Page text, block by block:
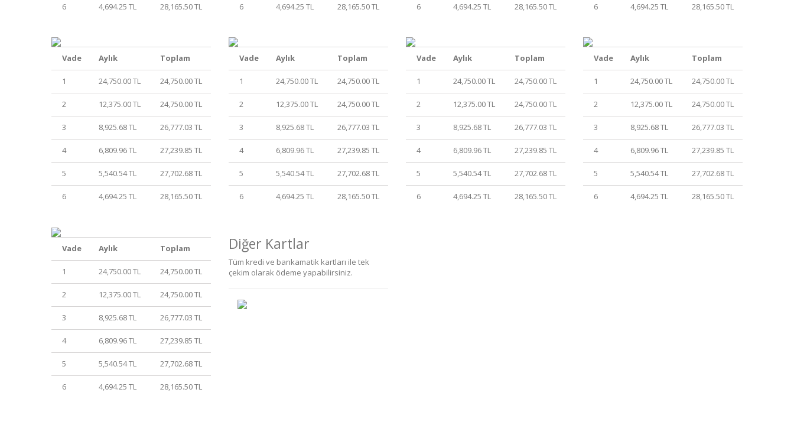
6 4,694.25 TL 28,165.50 TL 6 4,694.25 TL 28,165.50 TL 6 4,694.25 TL 28,165.50 TL 6 4,694.25 TL 28,165.50 TL
Vade Aylık Toplam
1 24,750.00 TL 24,750.00 TL
2 12,375.00 TL 24,750.00 TL
3 8,925.68 TL 26,777.03 TL
4 6,809.96 TL 27,239.85 TL
5 5,540.54 TL 27,702.68 TL
6 4,694.25 TL 28,165.50 TL
Vade Aylık Toplam
1 24,750.00 TL 24,750.00 TL
2 12,375.00 TL 24,750.00 TL
3 8,925.68 TL 26,777.03 TL
4 6,809.96 TL 27,239.85 TL
5 5,540.54 TL 27,702.68 TL
6 4,694.25 TL 28,165.50 TL
Vade Aylık Toplam
1 24,750.00 TL 24,750.00 TL
2 12,375.00 TL 24,750.00 TL
3 8,925.68 TL 26,777.03 TL
4 6,809.96 TL 27,239.85 TL
5 5,540.54 TL 27,702.68 TL
6 4,694.25 TL 28,165.50 TL
Vade Aylık Toplam
1 24,750.00 TL 24,750.00 TL
2 12,375.00 TL 24,750.00 TL
3 8,925.68 TL 26,777.03 TL
4 6,809.96 TL 27,239.85 TL
5 5,540.54 TL 27,702.68 TL
6 4,694.25 TL 28,165.50 TL
Vade Aylık Toplam
1 24,750.00 TL 24,750.00 TL
2 12,375.00 TL 24,750.00 TL
3 8,925.68 TL 26,777.03 TL
4 6,809.96 TL 27,239.85 TL
5 5,540.54 TL 27,702.68 TL
6 4,694.25 TL 28,165.50 TL
Diğer Kartlar
Tüm kredi ve bankamatik kartları ile tek
çekim olarak ödeme yapabilirsiniz.